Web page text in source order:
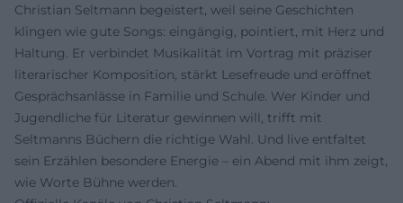
Christian Seltmann begeistert, weil seine Geschichten
klingen wie gute Songs: eingängig, pointiert, mit Herz und
Haltung. Er verbindet Musikalität im Vortrag mit präziser
literarischer Komposition, stärkt Lesefreude und eröffnet
Gesprächsanlässe in Familie und Schule. Wer Kinder und
Jugendliche für Literatur gewinnen will, trifft mit
Seltmanns Büchern die richtige Wahl. Und live entfaltet
sein Erzählen besondere Energie – ein Abend mit ihm zeigt,
wie Worte Bühne werden.